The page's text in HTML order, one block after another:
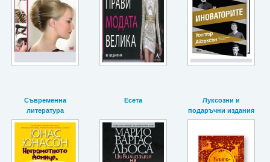
Съвременна
литература
Есета
Луксозни и
подаръчни издания